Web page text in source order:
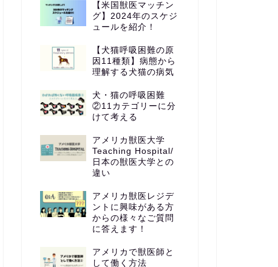
【米国獣医マッチン
グ】2024年のスケジ
ュールを紹介！
【犬猫呼吸困難の原
因11種類】病態から
理解する犬猫の病気
犬・猫の呼吸困難
②11カテゴリーに分
けて考える
アメリカ獣医大学
Teaching Hospital/
日本の獣医大学との
違い
アメリカ獣医レジデ
ントに興味がある方
からの様々なご質問
に答えます！
アメリカで獣医師と
して働く方法